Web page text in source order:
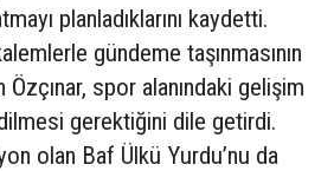
planladıklarını kaydetti.
gündeme taşınmasının
spor alanındaki gelişim
gerektiğini dile getirdi.
olan Baf Ülkü Yurdu’nu da